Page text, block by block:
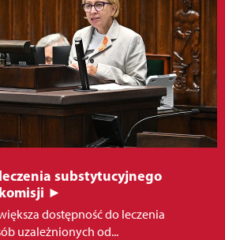
substytucyjnego
►
dostępność do leczenia
uzależnionych od...